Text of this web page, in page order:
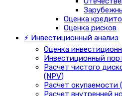
Оценка
Оценка рисков
⚡ Инвестиционный анализ
Оценка
Инвестиционный
Расчет чистого
(NPV)
Расчет окупаемости
Расчет внутренней